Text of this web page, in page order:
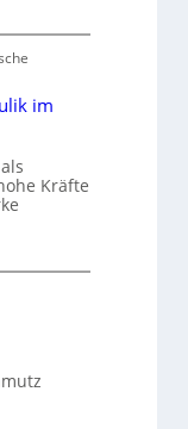
im
Kräfte